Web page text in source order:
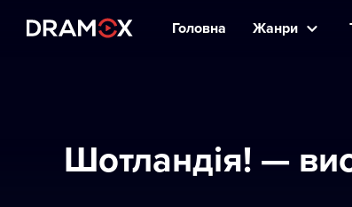
Головна Жанри
Шотландія! —